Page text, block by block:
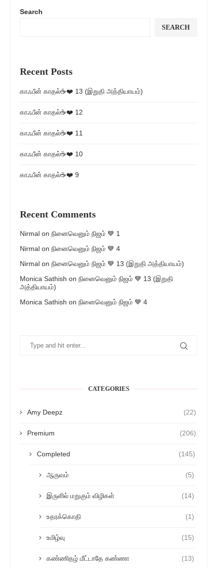
Search
SEARCH
Recent Posts
காஃபீன் காதல்☕❤️ 13 (இறுதி அத்தியாயம்)
காஃபீன் காதல்☕❤️ 12
காஃபீன் காதல்☕❤️ 11
காஃபீன் காதல்☕❤️ 10
காஃபீன் காதல்☕❤️ 9
Recent Comments
Nirmal on நினைவெனும் நிஜம் 💙 1
Nirmal on நினைவெனும் நிஜம் 💙 4
Nirmal on நினைவெனும் நிஜம் 💙 13 (இறுதி அத்தியாயம்)
Monica Sathish on நினைவெனும் நிஜம் 💙 13 (இறுதி
அத்தியாயம்)
Monica Sathish on நினைவெனும் நிஜம் 💙 4
CATEGORIES
Amy Deepz (22)
Premium (206)
Completed (145)
ஆருவம் (5)
இருளில் மறுகும் விழிகள் (14)
உதரக்கொதி (1)
உமிழ்வு (15)
கண்ணிதழ் மீட்டாதே கண்ணா (13)